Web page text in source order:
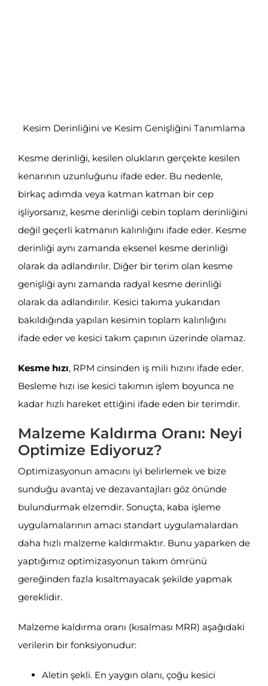
Kesim Derinliğini ve Kesim Genişliğini Tanımlama
Kesme derinliği, kesilen olukların gerçekte kesilen
kenarının uzunluğunu ifade eder. Bu nedenle,
birkaç adımda veya katman katman bir cep
işliyorsanız, kesme derinliği cebin toplam derinliğini
değil geçerli katmanın kalınlığını ifade eder. Kesme
derinliği aynı zamanda eksenel kesme derinliği
olarak da adlandırılır. Diğer bir terim olan kesme
genişliği aynı zamanda radyal kesme derinliği
olarak da adlandırılır. Kesici takıma yukarıdan
bakıldığında yapılan kesimin toplam kalınlığını
ifade eder ve kesici takım çapının üzerinde olamaz.
Kesme hızı, RPM cinsinden iş mili hızını ifade eder.
Besleme hızı ise kesici takımın işlem boyunca ne
kadar hızlı hareket ettiğini ifade eden bir terimdir.
Malzeme Kaldırma Oranı: Neyi
Optimize Ediyoruz?
Optimizasyonun amacını iyi belirlemek ve bize
sunduğu avantaj ve dezavantajları göz önünde
bulundurmak elzemdir. Sonuçta, kaba işleme
uygulamalarının amacı standart uygulamalardan
daha hızlı malzeme kaldırmaktır. Bunu yaparken de
yaptığımız optimizasyonun takım ömrünü
gereğinden fazla kısaltmayacak şekilde yapmak
gereklidir.
Malzeme kaldırma oranı (kısalması MRR) aşağıdaki
verilerin bir fonksiyonudur:
Aletin şekli. En yaygın olanı, çoğu kesici